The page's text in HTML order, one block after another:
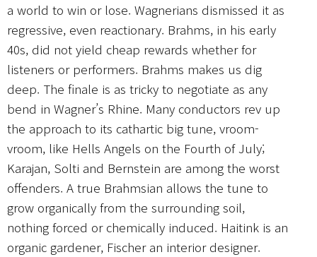
a world to win or lose. Wagnerians dismissed it as
regressive, even reactionary. Brahms, in his early
40s, did not yield cheap rewards whether for
listeners or performers. Brahms makes us dig
deep. The finale is as tricky to negotiate as any
bend in Wagner’s Rhine. Many conductors rev up
the approach to its cathartic big tune, vroom-
vroom, like Hells Angels on the Fourth of July;
Karajan, Solti and Bernstein are among the worst
offenders. A true Brahmsian allows the tune to
grow organically from the surrounding soil,
nothing forced or chemically induced. Haitink is an
organic gardener, Fischer an interior designer.